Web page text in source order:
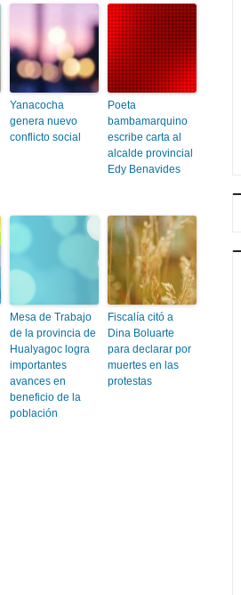
Yanacocha
genera nuevo
conflicto social
Poeta
bambamarquino
escribe carta al
alcalde provincial
Edy Benavides
Mesa de Trabajo
de la provincia de
Hualyagoc logra
importantes
avances en
beneficio de la
población
Fiscalía citó a
Dina Boluarte
para declarar por
muertes en las
protestas